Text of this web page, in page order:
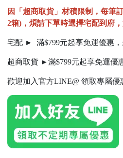
因「超商取貨」材積限制，每筆
2箱)，煩請下單時選擇宅配到府
宅配 ► 滿$799元起享免運優惠，
超商取貨 ►滿$799元起享免運優
歡迎加入官方LINE@ 領取專屬